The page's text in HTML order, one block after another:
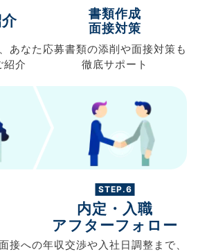
あなた
紹介
書類作成
面接対策
応募書類の添削や面接対策も
徹底サポート
接への
STEP.6
内定・入職
アフターフォロー
年収交渉や入社日調整まで、